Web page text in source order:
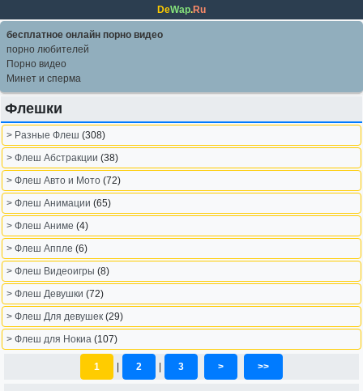
DeWap.Ru
бесплатное онлайн порно видео
порно любителей
Порно видео
Минет и сперма
Флешки
> Разные Флеш (308)
> Флеш Абстракции (38)
> Флеш Авто и Мото (72)
> Флеш Анимации (65)
> Флеш Аниме (4)
> Флеш Аппле (6)
> Флеш Видеоигры (8)
> Флеш Девушки (72)
> Флеш Для девушек (29)
> Флеш для Нокиа (107)
1 2 3 > >>